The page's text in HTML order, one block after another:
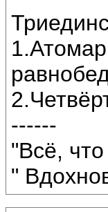
------
"Всё,
"